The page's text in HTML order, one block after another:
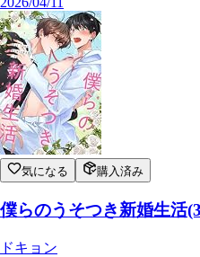
気になる 購入済み
僕らのうそつき新婚生活
ドキョン